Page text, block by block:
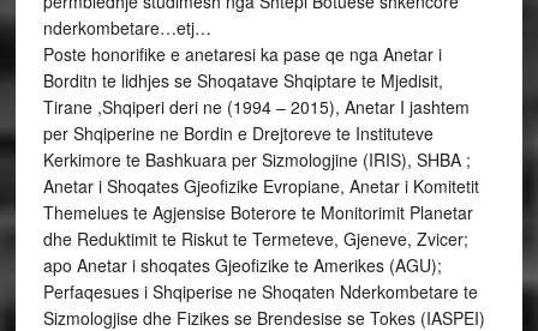
nderkombetare…etj…
Poste honorifike e anetaresi ka pase qe nga Anetar i
Borditn te lidhjes se Shoqatave Shqiptare te Mjedisit,
Tirane ,Shqiperi deri ne (1994 – 2015), Anetar I jashtem
per Shqiperine ne Bordin e Drejtoreve te Instituteve
Kerkimore te Bashkuara per Sizmologjine (IRIS), SHBA ;
Anetar i Shoqates Gjeofizike Evropiane, Anetar i Komitetit
Themelues te Agjensise Boterore te Monitorimit Planetar
dhe Reduktimit te Riskut te Termeteve, Gjeneve, Zvicer;
apo Anetar i shoqates Gjeofizike te Amerikes (AGU);
Perfaqesues i Shqiperise ne Shoqaten Nderkombetare te
Sizmologjise dhe Fizikes se Brendesise se Tokes (IASPEI)